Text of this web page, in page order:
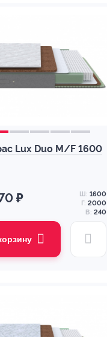
Lux Duo M/F 1600
₽ Ш: 1600
Г: 2000
В: 240